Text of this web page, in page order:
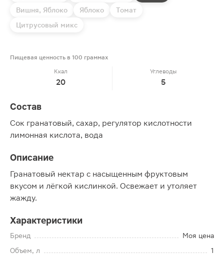
Вишня, Яблоко
Яблоко
Томат
Цитрусовый микс
Пищевая ценность в 100 граммах
Ккал
20
Углеводы
5
Состав
Сок гранатовый, сахар, регулятор кислотности
лимонная кислота, вода
Описание
Гранатовый нектар с насыщенным фруктовым
вкусом и лёгкой кислинкой. Освежает и утоляет
жажду.
Характеристики
Бренд
Моя цена
Объем, л
1